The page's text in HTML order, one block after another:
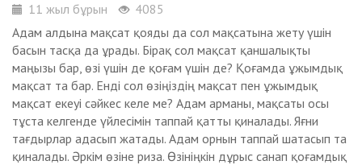
11 жыл бұрын
4085
Адам алдына мақсат қояды да сол мақсатына жету үшін
басын тасқа да ұрады. Бірақ сол мақсат қаншалықты
маңызы бар, өзі үшін де қоғам үшін де? Қоғамда ұжымдық
мақсат та бар. Енді сол өзіңіздің мақсат пен ұжымдық
мақсат екеуі сәйкес келе ме? Адам арманы, мақсаты осы
тұста келгенде үйлесімін таппай қатты қиналады. Яғни
тағдырлар адасып жатады. Адам орнын таппай шатасып та
қиналады. Әркім өзіне риза. Өзініңкін дұрыс санап қоғамдық